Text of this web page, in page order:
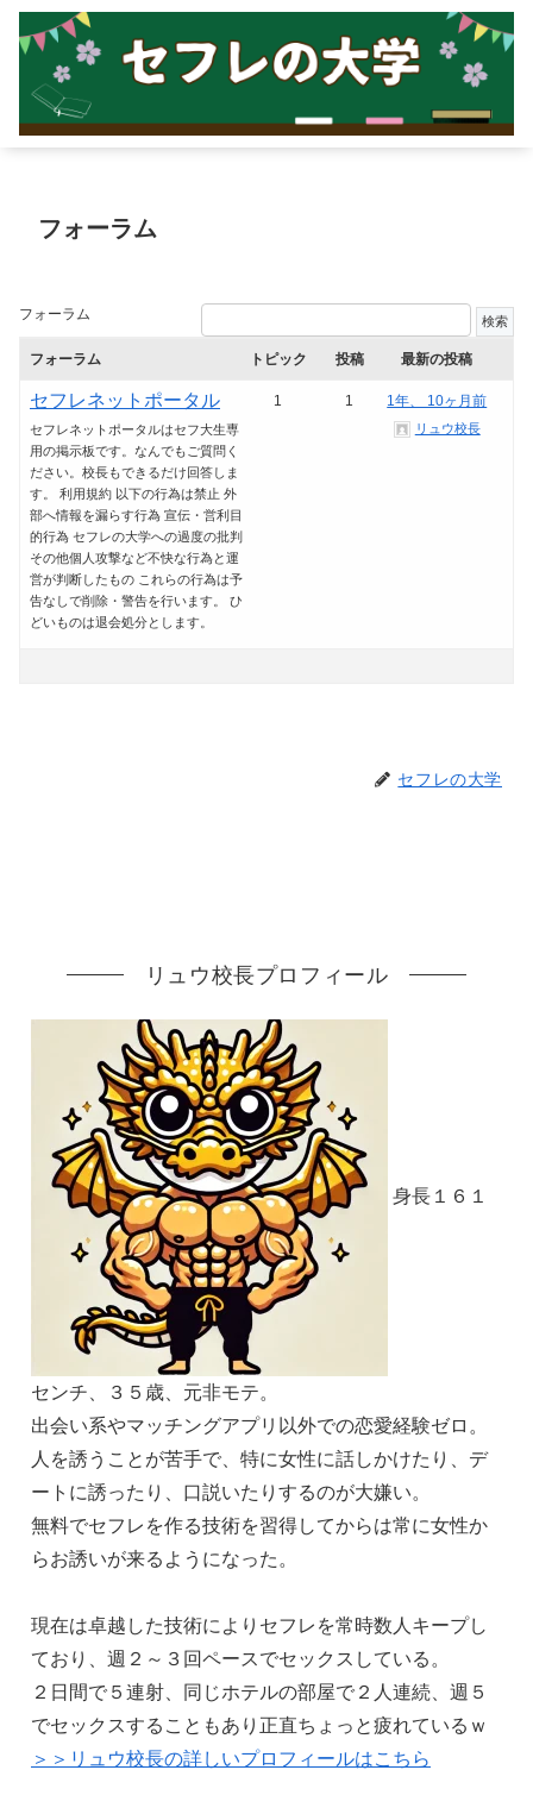
フォーラム
フォーラム
フォーラム トピック 投稿 最新の投稿
セフレネットポータル
セフレネットポータルはセフ大生専
用の掲示板です。なんでもご質問く
ださい。校長もできるだけ回答しま
す。 利用規約 以下の行為は禁止 外
部へ情報を漏らす行為 宣伝・営利目
的行為 セフレの大学への過度の批判
その他個人攻撃など不快な行為と運
営が判断したもの これらの行為は予
告なしで削除・警告を行います。 ひ
どいものは退会処分とします。
1 1 1年、 10ヶ月前
リュウ校長
セフレの大学
リュウ校長プロフィール
身長１６１
センチ、３５歳、元非モテ。
出会い系やマッチングアプリ以外での恋愛経験ゼロ。
人を誘うことが苦手で、特に女性に話しかけたり、デ
ートに誘ったり、口説いたりするのが大嫌い。
無料でセフレを作る技術を習得してからは常に女性か
らお誘いが来るようになった。
現在は卓越した技術によりセフレを常時数人キープし
ており、週２～３回ペースでセックスしている。
２日間で５連射、同じホテルの部屋で２人連続、週５
でセックスすることもあり正直ちょっと疲れているｗ
＞＞リュウ校長の詳しいプロフィールはこちら